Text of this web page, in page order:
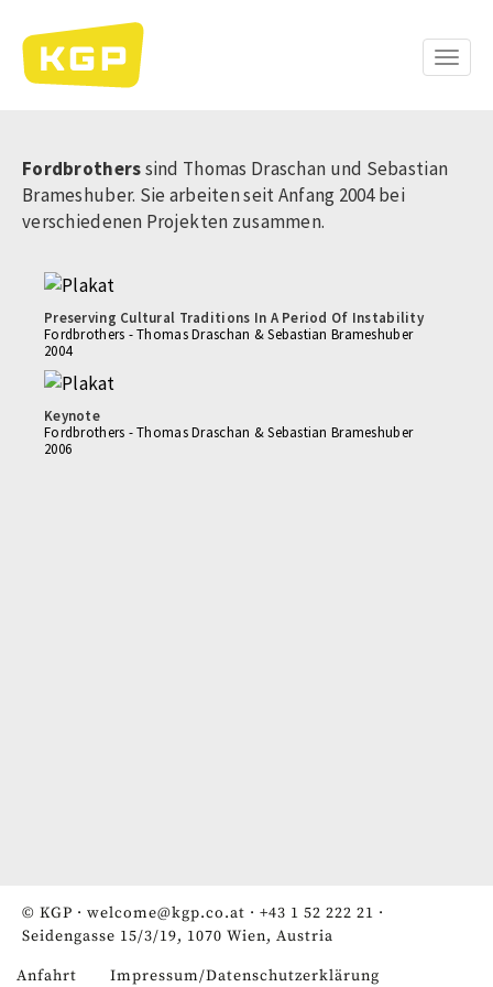
zum
Inhalt
Toggle
Fordbrotherssind Thomas Draschan und Sebastian
Brameshuber. Sie arbeiten seit Anfang 2004 bei
verschiedenen Projekten zusammen.
Preserving Cultural Traditions In A Period Of Instability
Fordbrothers - Thomas Draschan & Sebastian Brameshuber
2004
Keynote
Fordbrothers - Thomas Draschan & Sebastian Brameshuber
2006
© KGP · welcome@kgp.co.at · +43 1 52 222 21 ·
Seidengasse 15/3/19, 1070 Wien, Austria
Anfahrt Impressum/Datenschutzerklärung